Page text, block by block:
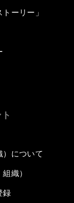
ーリー」
）について
織）
録